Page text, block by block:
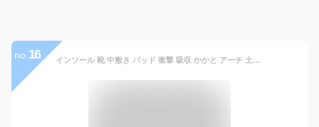
no. 16 インソール 靴 中敷き パッド 衝撃 吸収 かかと アーチ 土踏まず 足裏 痛み 疲れ 軽減 便利 グッズ スポーツ スニーカー 立ち仕事 レディース メンズ パンプス 革靴 疲れない 中敷 快適 歩行 軽量 薄型 長時間 ランニング サポート 脚 中足骨 カップインソール ケア 簡単装着